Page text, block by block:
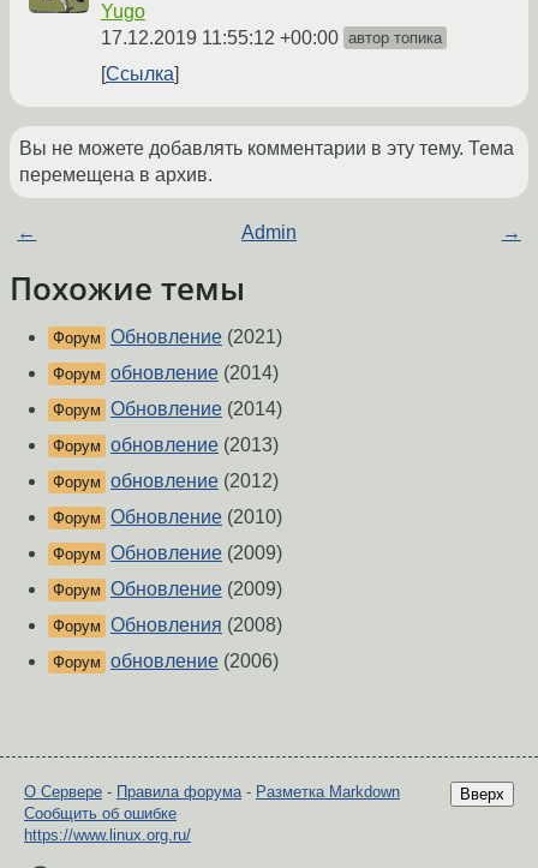
Yugo
17.12.2019 11:55:12 +00:00 автор топика
Ссылка
Вы не можете добавлять комментарии в эту тему. Тема
перемещена в архив.
← Admin →
Похожие темы
Форум Обновление (2021)
Форум обновление (2014)
Форум Обновление (2014)
Форум обновление (2013)
Форум обновление (2012)
Форум Обновление (2010)
Форум Обновление (2009)
Форум Обновление (2009)
Форум Обновления (2008)
Форум обновление (2006)
Вверх
О Сервере - Правила форума- Разметка Markdown
Сообщить об ошибке
https://www.linux.org.ru/